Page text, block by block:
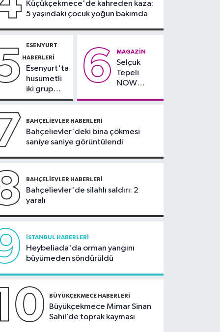
işçi konteynerleri
alevlere teslim oldu
Küçükçekmece'de kahreden kaza:
5 yaşındaki çocuk yoğun bakımda
ESENYURT
HABERLERI
Esenyurt'ta
husumetli
iki grup
arasında
kavga
6 MAGAZIN
Selçuk
Tepeli
NOW
BAHÇELIEVLER HABERLERI
Bahçelievler'deki bina çökmesi
saniye saniye görüntülendi
BAHÇELIEVLER HABERLERI
Bahçelievler'de silahlı saldırı: 2
yaralı
İSTANBUL HABERLERI
Heybeliada'da orman yangını
büyümeden söndürüldü
BÜYÜKÇEKMECE HABERLERI
Büyükçekmece Mimar Sinan
Sahil’de toprak kayması